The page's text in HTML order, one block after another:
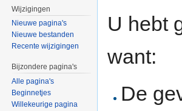
U hebt
want:
De
Wijzigingen
Nieuwe pagina's
Nieuwe bestanden
Recente wijzigingen
Bijzondere pagina's
Alle pagina's
Beginnetjes
Willekeurige pagina